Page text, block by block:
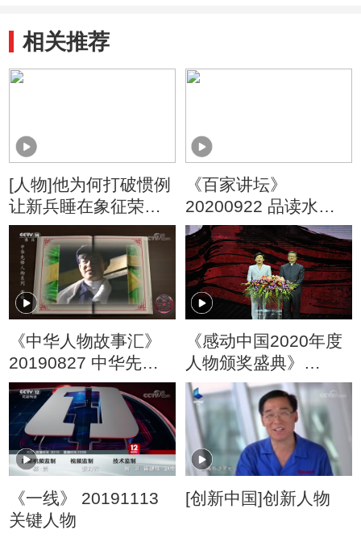
相关推荐
[人物]他为何打破惯例
让新兵睡在象征荣誉
的黄继光上铺？
《百家讲坛》
20200922 品读水浒
人物 19 格局的力量
《中华人物故事汇》
20190827 中华先锋
人物系列 雷锋
《感动中国2020年度
人物颁奖盛典》
20210217
《一线》 20191113
关键人物
[创新中国]创新人物